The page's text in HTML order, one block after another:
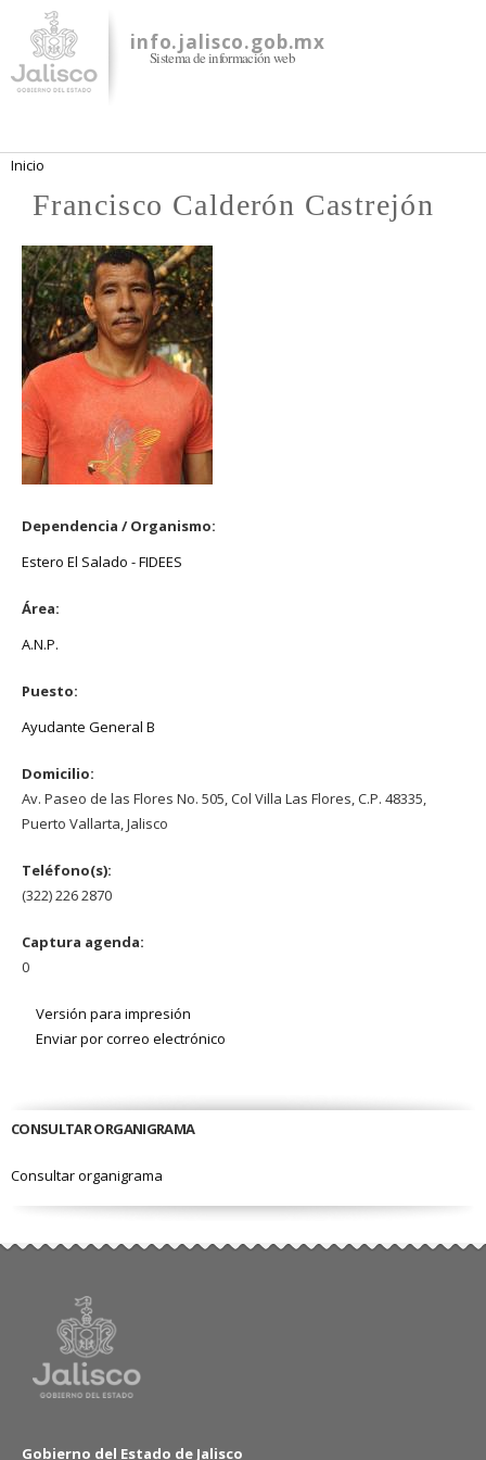
contenido
principal
info.jalisco.gob.mx
Sistema de información web
Se encuentra usted aquí
Inicio
Francisco Calderón Castrejón
Dependencia / Organismo:
Estero El Salado - FIDEES
Área:
A.N.P.
Puesto:
Ayudante General B
Domicilio:
Av. Paseo de las Flores No. 505, Col Villa Las Flores, C.P. 48335,
Puerto Vallarta, Jalisco
Teléfono(s):
(322) 226 2870
Captura agenda:
0
Versión para impresión
Enviar por correo electrónico
CONSULTAR ORGANIGRAMA
Consultar organigrama
Gobierno del Estado de Jalisco